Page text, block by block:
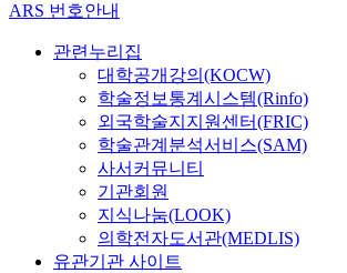
ARS 번호안내
관련누리집
대학공개강의(KOCW)
학술정보통계시스템(Rinfo)
외국학술지지원센터(FRIC)
학술관계분석서비스(SAM)
사서커뮤니티
기관회원
지식나눔(LOOK)
의학전자도서관(MEDLIS)
유관기관 사이트